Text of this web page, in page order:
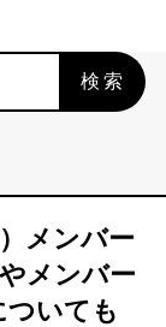
検索
メンバー
メンバー
いても